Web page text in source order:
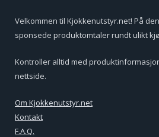
Velkommen til Kjokkenutstyr.net! På
sponsede produktomtaler rundt ulikt
Kontroller alltid med
nettside.
Om Kjokkenutstyr.net
Kontakt
F.A.Q.